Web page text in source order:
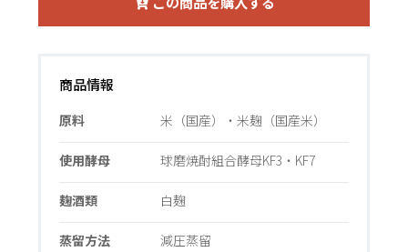
商品情報
原料 米（国産）・米麹（国産米）
使用酵母 球磨焼酎組合酵母KF3・KF7
麹酒類 白麹
蒸留方法 減圧蒸留